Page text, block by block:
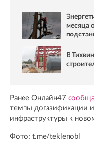
месяца
В
Ранее Онлайн47
темпы догазификации
инфраструктуры к
Фото: t.me/teklenobl